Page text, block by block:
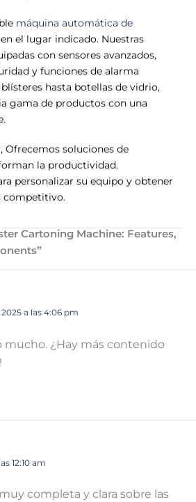
máquina automática de
en el lugar indicado. Nuestras
con sensores avanzados,
y funciones de alarma
hasta botellas de vidrio,
gama de productos con una
, Ofrecemos soluciones de
la productividad.
personalizar su equipo y obtener
competitivo.
Cartoning Machine: Features,
a las 4:06 pm
mucho. ¿Hay más contenido
12:10 am
completa y clara sobre las